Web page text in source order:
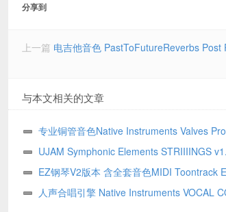
分享到
上一篇 电吉他音色 PastToFutureReverbs
与本文相关的文章
专业铜管音色Native Instruments Valves
UJAM Symphonic Elements STRIIIINGS
默 现代弦乐合奏音源
EZ钢琴V2版本 含全套音色MIDI Toontrack
人声合唱引擎 Native Instruments VOCAL